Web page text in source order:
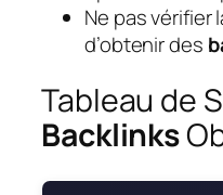
Ne pas vérifier
d’obtenir des
Tableau de
Backlinks